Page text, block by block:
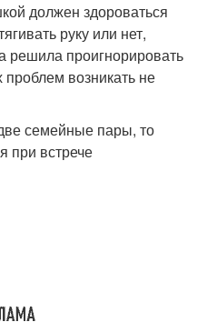
должен здороваться
руку или нет,
решила проигнорировать
проблем возникать не
семейные пары, то
при встрече